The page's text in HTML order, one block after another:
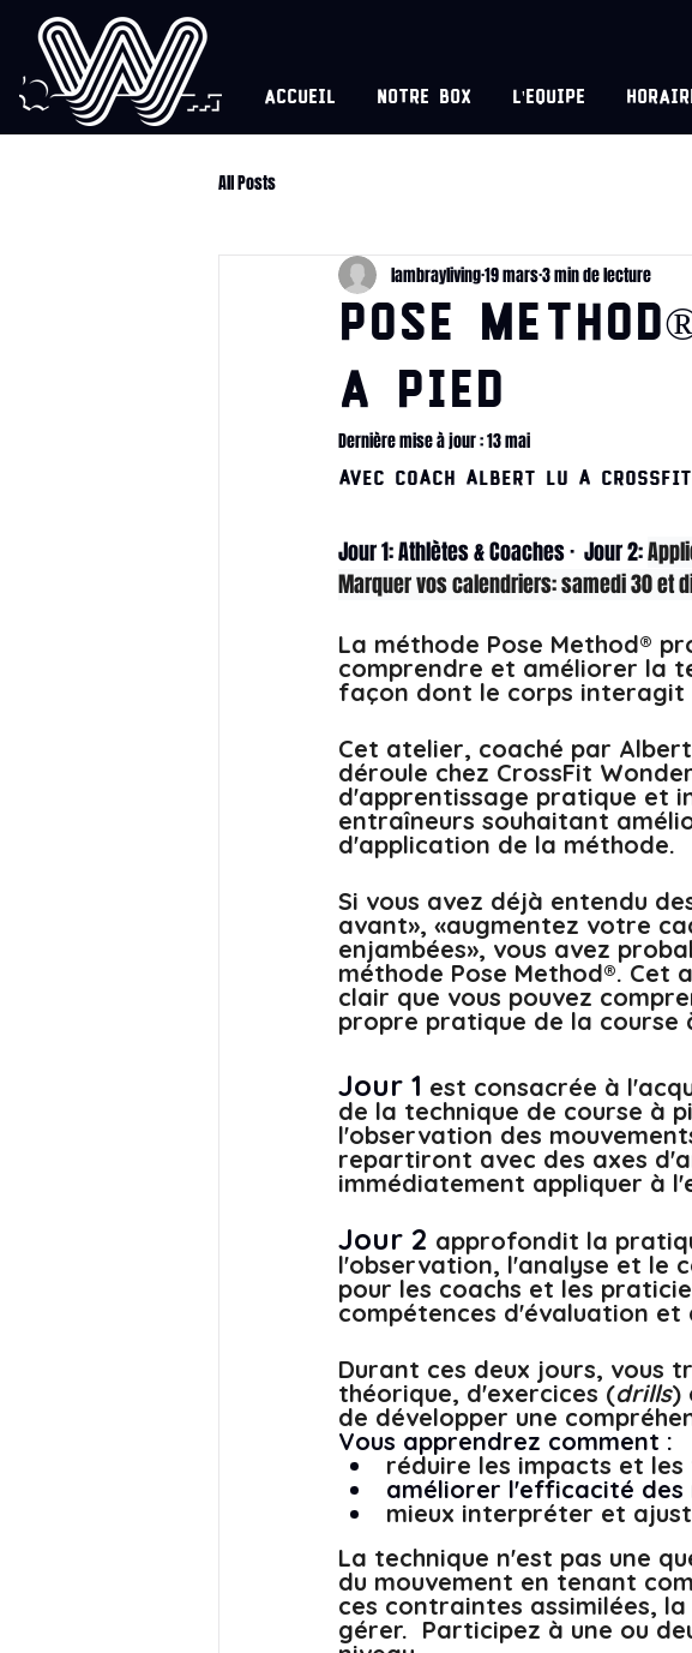
Accueil Notre box l'equipe
All Posts
POSE
a pied
lambrayliving19 mars3 min de lecture
Dernière mise à jour :13 mai
avec Coach Albert Lu a CrossFit
Jour 1: Athlètes & Coaches ·  Jour 2:
Marquer vos calendriers: samedi 30 et
La méthode Pose Method®
comprendre et améliorer la
façon dont le corps interagit
Cet atelier, coaché par
déroule chez CrossFit
d'apprentissage pratique et
entraîneurs souhaitant
d'application de la méthode.
Si vous avez déjà entendu
avant», «augmentez votre
enjambées», vous avez
méthode Pose Method®. Cet
clair que vous pouvez
propre pratique de la course
Jour 1 est consacrée à
de la technique de course à
l'observation des
repartiront avec des axes
immédiatement appliquer à
Jour 2 approfondit la
l'observation, l'analyse et le
pour les coachs et les
compétences d'évaluation et
Durant ces deux jours, vous
théorique, d'exercices (drills)
de développer une
Vous apprendrez comment :
réduire les impacts et les
améliorer l'efficacité des
mieux interpréter et
La technique n'est pas une
du mouvement en tenant
ces contraintes assimilées,
gérer.  Participez à une ou